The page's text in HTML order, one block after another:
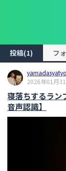
投稿(1) フ
2026年01月
寝落ちするラン
音声認識】